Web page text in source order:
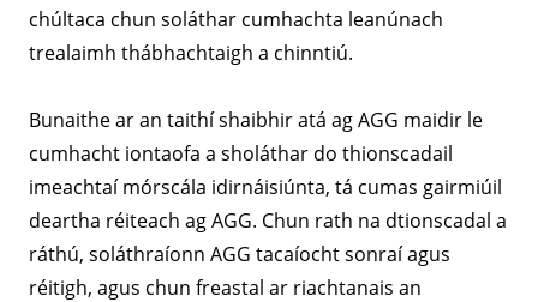
chúltaca chun soláthar cumhachta leanúnach
trealaimh thábhachtaigh a chinntiú.
Bunaithe ar an taithí shaibhir atá ag AGG maidir le
cumhacht iontaofa a sholáthar do thionscadail
imeachtaí mórscála idirnáisiúnta, tá cumas gairmiúil
deartha réiteach ag AGG. Chun rath na dtionscadal a
ráthú, soláthraíonn AGG tacaíocht sonraí agus
réitigh, agus chun freastal ar riachtanais an